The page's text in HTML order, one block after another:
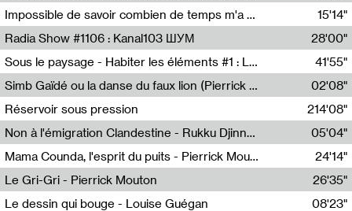
Nastassja Martin
Impossible de savoir combien de temps m'a échappé
Mélanie Blaison,Mateo Cuin
15'14"
Radia Show #1106 : Kanal103 ШУМ
Kanal103
28'00"
Sous le paysage - Habiter les éléments #1 : Les éléments et les débordements du vivant
Nastassja Martin
41'55"
Simb Gaïdé ou la danse du faux lion (Pierrick Mouton)
Pierrick Mouton,Simb Gaïdé
02'08"
Réservoir sous pression
214'08"
Non à l'émigration Clandestine - Rukku Djinne Squad (Eden Tinto Collins)
Eden Tinto Collins,Rukku Djinne
05'04"
Mama Counda, l'esprit du puits - Pierrick Mouton
Pierrick Mouton
24'14"
Le Gri-Gri - Pierrick Mouton
Pierrick Mouton
26'35"
Le dessin qui bouge - Louise Guégan
08'23"